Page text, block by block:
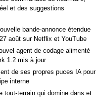
et des suggestions
bande-annonce étendue
août sur Netflix et YouTube
agent de codage alimenté
1.2 mis à jour
de ses propres puces IA pour
interne
tout-terrain qui domine dans et